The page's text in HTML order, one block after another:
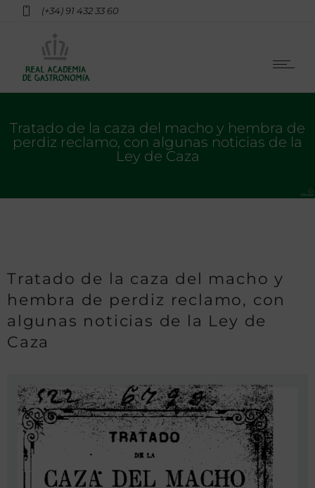
(+34) 91 432 33 60
Tratado de la caza del macho y hembra de
perdiz reclamo, con algunas noticias de la
Ley de Caza
Tratado de la caza del macho y
hembra de perdiz reclamo, con
algunas noticias de la Ley de
Caza